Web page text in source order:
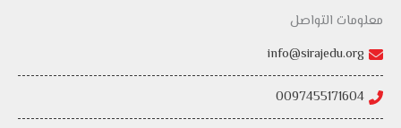
معلومات التواصل
info@sirajedu.org
0097455171604